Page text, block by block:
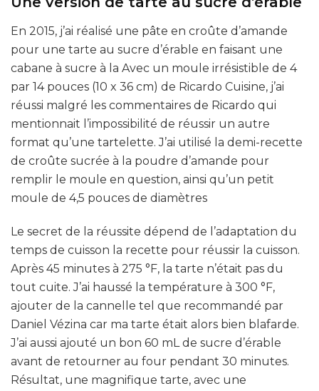
En 2015, j’ai réalisé une pâte en croûte d’amande
pour une tarte au sucre d’érable en faisant une
cabane à sucre à la Avec un moule irrésistible de 4
par 14 pouces (10 x 36 cm) de Ricardo Cuisine, j’ai
réussi malgré les commentaires de Ricardo qui
mentionnait l’impossibilité de réussir un autre
format qu’une tartelette. J’ai utilisé la demi-recette
de croûte sucrée à la poudre d’amande pour
remplir le moule en question, ainsi qu’un petit
moule de 4,5 pouces de diamètres
Le secret de la réussite dépend de l’adaptation du
temps de cuisson la recette pour réussir la cuisson.
Après 45 minutes à 275 °F, la tarte n’était pas du
tout cuite. J’ai haussé la température à 300 °F,
ajouter de la cannelle tel que recommandé par
Daniel Vézina car ma tarte était alors bien blafarde.
J’ai aussi ajouté un bon 60 mL de sucre d’érable
avant de retourner au four pendant 30 minutes.
Résultat, une magnifique tarte, avec une